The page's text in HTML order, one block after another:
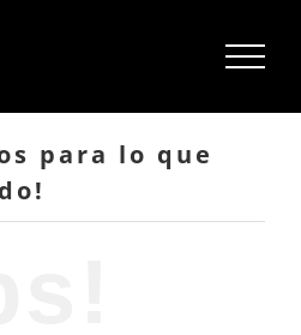
para lo que